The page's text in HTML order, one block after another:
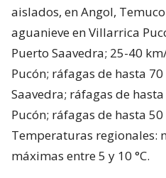
aislados, en Angol,
aguanieve en Villarrica
Puerto Saavedra; 25-40
Pucón; ráfagas de hasta
Saavedra; ráfagas de
Pucón; ráfagas de hasta
Temperaturas regionales:
máximas entre 5 y 10 °C.